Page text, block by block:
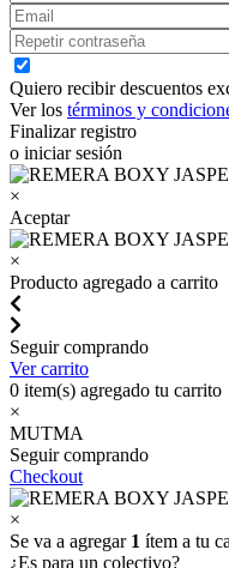
Quiero recibir descuentos
Ver los términos y
Finalizar registro
o iniciar sesión
×
Aceptar
×
Producto agregado a carrito
Seguir comprando
Ver carrito
0 item(s) agregado tu carrito
×
MUTMA
Seguir comprando
Checkout
×
Se va a agregar 1 ítem a tu
¿Es para un colectivo?